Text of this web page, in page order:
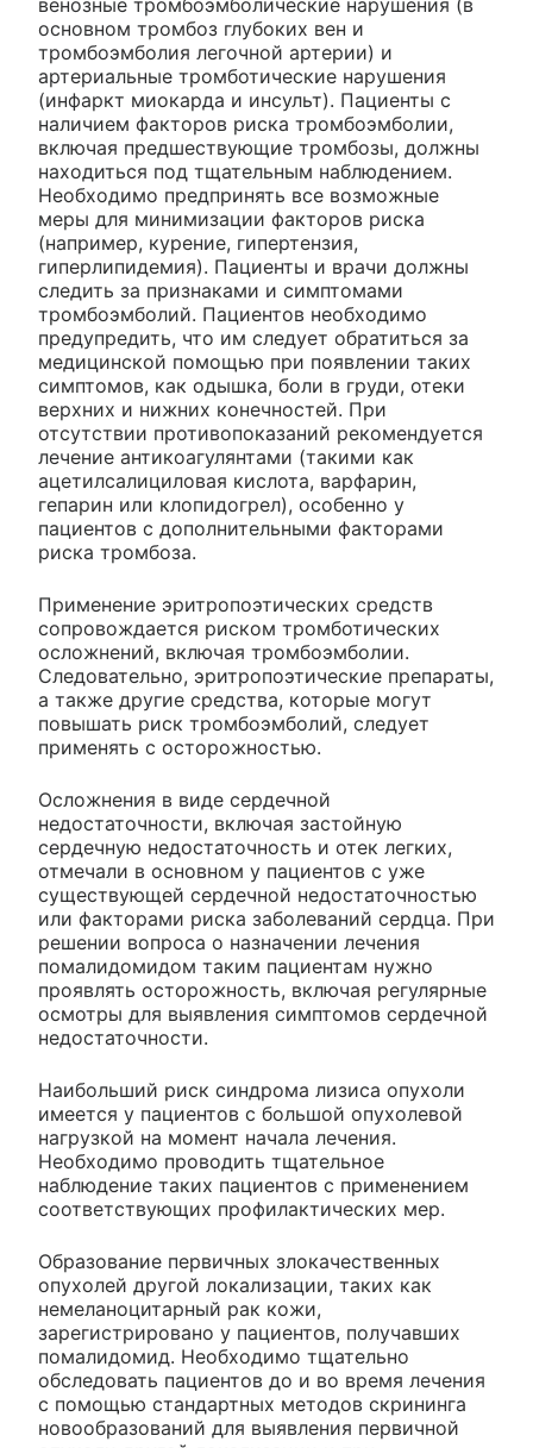
основном тромбоз глубоких вен и
тромбоэмболия легочной артерии) и
артериальные тромботические нарушения
(инфаркт миокарда и инсульт). Пациенты с
наличием факторов риска тромбоэмболии,
включая предшествующие тромбозы, должны
находиться под тщательным наблюдением.
Необходимо предпринять все возможные
меры для минимизации факторов риска
(например, курение, гипертензия,
гиперлипидемия). Пациенты и врачи должны
следить за признаками и симптомами
тромбоэмболий. Пациентов необходимо
предупредить, что им следует обратиться за
медицинской помощью при появлении таких
симптомов, как одышка, боли в груди, отеки
верхних и нижних конечностей. При
отсутствии противопоказаний рекомендуется
лечение антикоагулянтами (такими как
ацетилсалициловая кислота, варфарин,
гепарин или клопидогрел), особенно у
пациентов с дополнительными факторами
риска тромбоза.
Применение эритропоэтических средств
сопровождается риском тромботических
осложнений, включая тромбоэмболии.
Следовательно, эритропоэтические препараты,
а также другие средства, которые могут
повышать риск тромбоэмболий, следует
применять с осторожностью.
Осложнения в виде сердечной
недостаточности, включая застойную
сердечную недостаточность и отек легких,
отмечали в основном у пациентов с уже
существующей сердечной недостаточностью
или факторами риска заболеваний сердца. При
решении вопроса о назначении лечения
помалидомидом таким пациентам нужно
проявлять осторожность, включая регулярные
осмотры для выявления симптомов сердечной
недостаточности.
Наибольший риск синдрома лизиса опухоли
имеется у пациентов с большой опухолевой
нагрузкой на момент начала лечения.
Необходимо проводить тщательное
наблюдение таких пациентов с применением
соответствующих профилактических мер.
Образование первичных злокачественных
опухолей другой локализации, таких как
немеланоцитарный рак кожи,
зарегистрировано у пациентов, получавших
помалидомид. Необходимо тщательно
обследовать пациентов до и во время лечения
с помощью стандартных методов скрининга
новообразований для выявления первичной